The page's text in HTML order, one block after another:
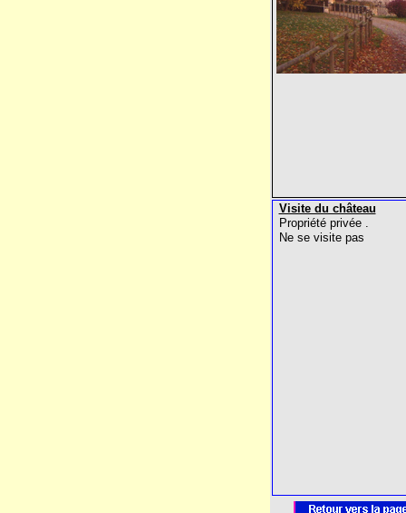
Visite du château
Propriété privée .
Ne se visite pas